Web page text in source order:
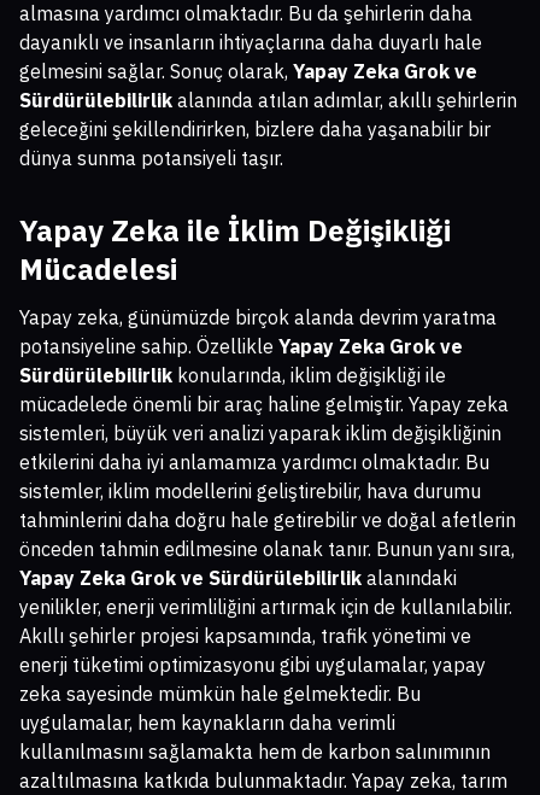
almasına yardımcı olmaktadır. Bu da şehirlerin daha
dayanıklı ve insanların ihtiyaçlarına daha duyarlı hale
gelmesini sağlar. Sonuç olarak, Yapay Zeka Grok ve
Sürdürülebilirlik alanında atılan adımlar, akıllı şehirlerin
geleceğini şekillendirirken, bizlere daha yaşanabilir bir
dünya sunma potansiyeli taşır.
Yapay Zeka ile İklim Değişikliği
Mücadelesi
Yapay zeka, günümüzde birçok alanda devrim yaratma
potansiyeline sahip. Özellikle Yapay Zeka Grok ve
Sürdürülebilirlik konularında, iklim değişikliği ile
mücadelede önemli bir araç haline gelmiştir. Yapay zeka
sistemleri, büyük veri analizi yaparak iklim değişikliğinin
etkilerini daha iyi anlamamıza yardımcı olmaktadır. Bu
sistemler, iklim modellerini geliştirebilir, hava durumu
tahminlerini daha doğru hale getirebilir ve doğal afetlerin
önceden tahmin edilmesine olanak tanır. Bunun yanı sıra,
Yapay Zeka Grok ve Sürdürülebilirlik alanındaki
yenilikler, enerji verimliliğini artırmak için de kullanılabilir.
Akıllı şehirler projesi kapsamında, trafik yönetimi ve
enerji tüketimi optimizasyonu gibi uygulamalar, yapay
zeka sayesinde mümkün hale gelmektedir. Bu
uygulamalar, hem kaynakların daha verimli
kullanılmasını sağlamakta hem de karbon salınımının
azaltılmasına katkıda bulunmaktadır. Yapay zeka, tarım